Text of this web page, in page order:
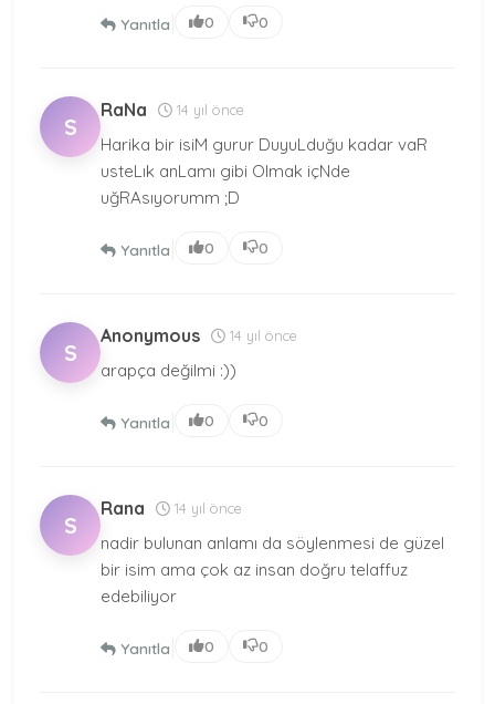
Yanıtla 0 0
S
RaNa 14 yıl önce
Harika bir isiM gurur DuyuLduğu kadar vaR
usteLık anLamı gibi Olmak içNde
uğRAsıyorumm ;D
Yanıtla 0 0
S
Anonymous 14 yıl önce
arapça değilmi :))
Yanıtla 0 0
S
Rana 14 yıl önce
nadir bulunan anlamı da söylenmesi de güzel
bir isim ama çok az insan doğru telaffuz
edebiliyor
Yanıtla 0 0